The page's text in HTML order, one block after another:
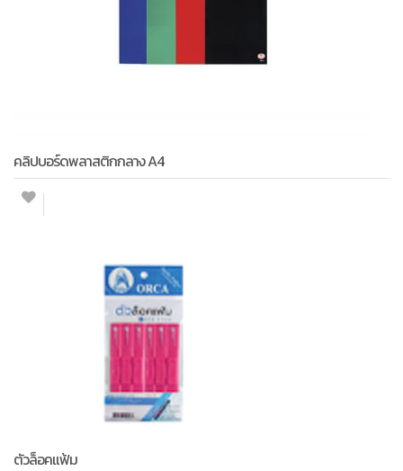
คลิปบอร์ดพลาสติกกลาง A4
ตัวล็อคแฟ้ม